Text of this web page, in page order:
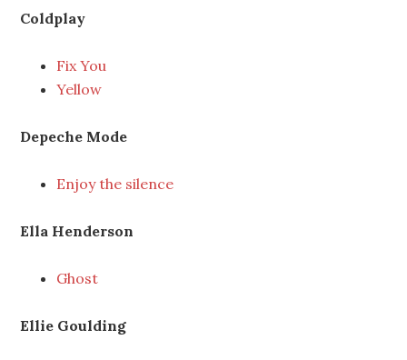
Coldplay
Fix You
Yellow
Depeche Mode
Enjoy the silence
Ella Henderson
Ghost
Ellie Goulding